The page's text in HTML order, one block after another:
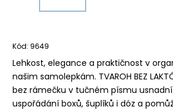
Kód: 9649
Lehkost, elegance a praktičnost v
našim samolepkám. TVAROH BEZ
bez rámečku v tučném písmu
uspořádání boxů, šuplíků i dóz a